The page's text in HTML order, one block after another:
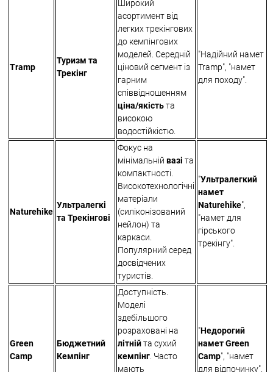
Tramp
Туризм та
Трекінг
Широкий
асортимент від
легких трекінгових
до кемпінгових
моделей. Середній
ціновий сегмент із
гарним
співвідношенням
ціна/якістьта
високою
водостійкістю.
"Надійний намет
Tramp", "намет
для походу".
Naturehike
Ультралегкі
та Трекінгові
Фокус на
мінімальній вазі та
компактності.
Високотехнологічні
матеріали
(силіконізований
нейлон) та
каркаси.
Популярний серед
досвідчених
туристів.
"Ультралегкий
намет
Naturehike",
"намет для
гірського
трекінгу".
Green
Camp
Бюджетний
Кемпінг
Доступність.
Моделі
здебільшого
розраховані на
літнійта сухий
кемпінг . Часто
мають
"Недорогий
намет Green
Camp", "намет
для відпочинку".